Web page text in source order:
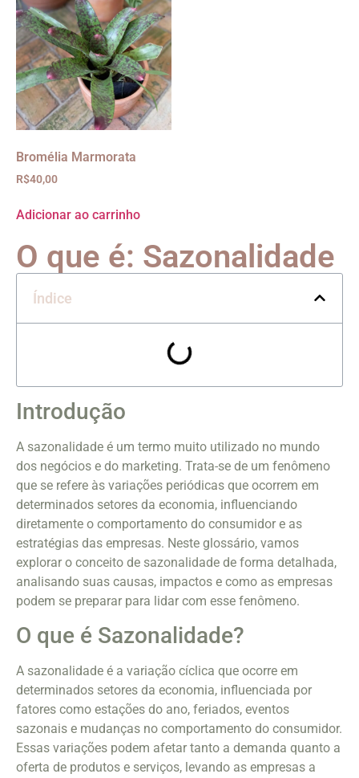
Bromélia Marmorata
R$40,00
Adicionar ao carrinho
O que é: Sazonalidade
Índice
Introdução
A sazonalidade é um termo muito utilizado no mundo
dos negócios e do marketing. Trata-se de um fenômeno
que se refere às variações periódicas que ocorrem em
determinados setores da economia, influenciando
diretamente o comportamento do consumidor e as
estratégias das empresas. Neste glossário, vamos
explorar o conceito de sazonalidade de forma detalhada,
analisando suas causas, impactos e como as empresas
podem se preparar para lidar com esse fenômeno.
O que é Sazonalidade?
A sazonalidade é a variação cíclica que ocorre em
determinados setores da economia, influenciada por
fatores como estações do ano, feriados, eventos
sazonais e mudanças no comportamento do consumidor.
Essas variações podem afetar tanto a demanda quanto a
oferta de produtos e serviços, levando as empresas a